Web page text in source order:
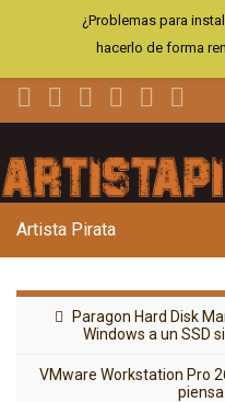
Artista Pirata
Paragon Hard Disk
Windows a un SSD
VMware Workstation Pro
¿Problemas para
hacerlo de forma